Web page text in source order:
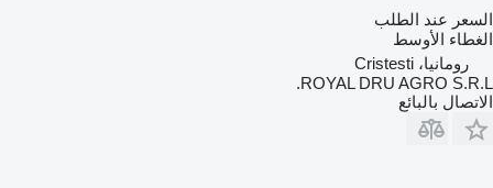
السعر عند الطلب
الغطاء الأوسط
رومانيا، Cristesti
ROYAL DRU AGRO S.R.L.
الاتصال بالبائع